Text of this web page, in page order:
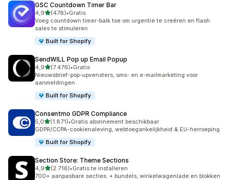
GSC Countdown Timer Bar
4,9van 5 sterren
(478)
478 recensies in totaal
•Gratis
Voeg countdown timer-balk toe om urgentie te creëren en flash
sales te stimuleren
Built for Shopify
SendWILL Pop up Email Popup
4,9van 5 sterren
(7.476)
7476 recensies in totaal
•Gratis
Nieuwsbrief-pop-upvensters, sms- en e-mailmarketing voor
aanmeldingen
Built for Shopify
Consentmo GDPR Compliance
5,0van 5 sterren
(1.871)
1871 recensies in totaal
•Gratis abonnement beschikbaar
GDPR/CCPA-cookienaleving, webtoegankelijkheid & EU-herroeping
Built for Shopify
Section Store: Theme Sections
4,9van 5 sterren
(2.716)
2716 recensies in totaal
•Gratis te installeren
700+ aanpasbare secties. + bundels, winkelwagenlade en blokken